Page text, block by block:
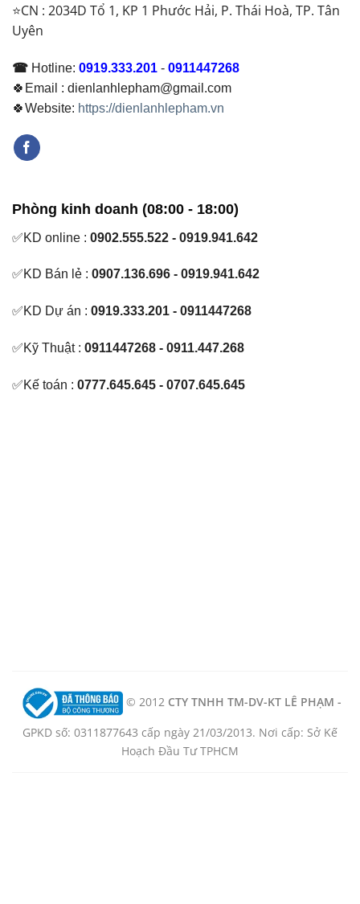
⭐CN : 2034D Tổ 1, KP 1 Phước Hải, P. Thái Hoà, TP. Tân
Uyên
☎ Hotline: 0919.333.201 - 0911447268
🍀Email : dienlanhlepham@gmail.com
🍀Website: https://dienlanhlepham.vn
Phòng kinh doanh (08:00 - 18:00)
✅KD online : 0902.555.522 - 0919.941.642
✅KD Bán lẻ : 0907.136.696 - 0919.941.642
✅KD Dự án : 0919.333.201 - 0911447268
✅Kỹ Thuật : 0911447268 - 0911.447.268
✅Kế toán : 0777.645.645 - 0707.645.645
© 2012 CTY TNHH TM-DV-KT LÊ PHẠM -
GPKD số: 0311877643 cấp ngày 21/03/2013. Nơi cấp: Sở Kế
Hoạch Đầu Tư TPHCM